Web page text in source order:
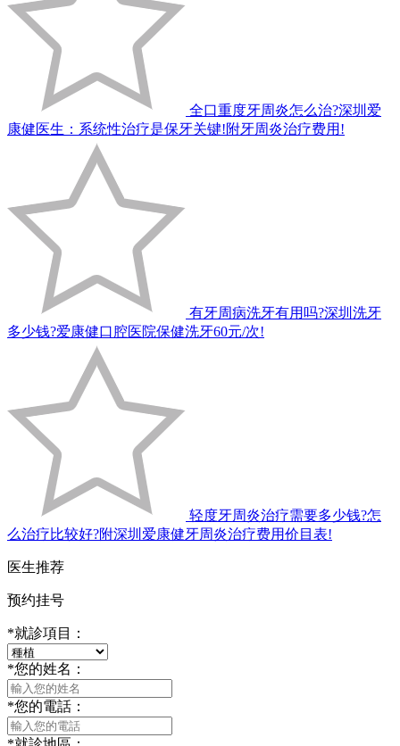
全口重度牙周炎怎么治?深圳爱
康健医生：系统性治疗是保牙关键!附牙周炎治疗费用!
有牙周病洗牙有用吗?深圳洗牙
多少钱?爱康健口腔医院保健洗牙60元/次!
轻度牙周炎治疗需要多少钱?怎
么治疗比较好?附深圳爱康健牙周炎治疗费用价目表!
医生推荐
预约挂号
*就診項目：
*您的姓名：
*您的電話：